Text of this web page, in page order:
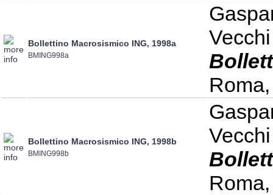
Bollettino Macrosismico ING, 1998a
BMING998a
Bollettino Macrosismico ING, 1998b
BMING998b